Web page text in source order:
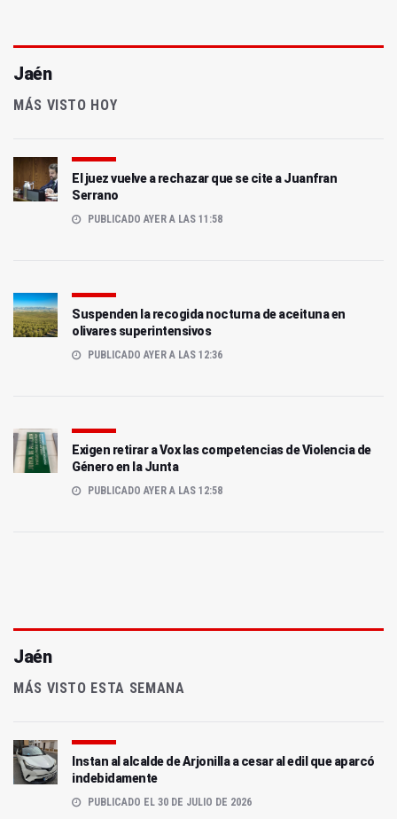
Jaén
MÁS VISTO HOY
El juez vuelve a rechazar que se cite a Juanfran
Serrano
PUBLICADO AYER A LAS 11:58
Suspenden la recogida nocturna de aceituna en
olivares superintensivos
PUBLICADO AYER A LAS 12:36
Exigen retirar a Vox las competencias de Violencia de
Género en la Junta
PUBLICADO AYER A LAS 12:58
Jaén
MÁS VISTO ESTA SEMANA
Instan al alcalde de Arjonilla a cesar al edil que aparcó
indebidamente
PUBLICADO EL 30 DE JULIO DE 2026